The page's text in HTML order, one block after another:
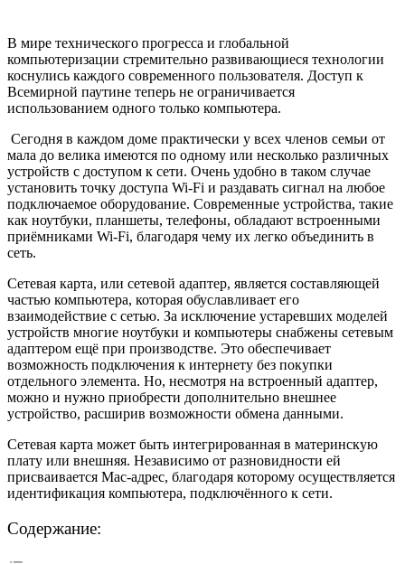
В мире технического прогресса и глобальной
компьютеризации стремительно развивающиеся технологии
коснулись каждого современного пользователя. Доступ к
Всемирной паутине теперь не ограничивается
использованием одного только компьютера.
Сегодня в каждом доме практически у всех членов семьи от
мала до велика имеются по одному или несколько различных
устройств с доступом к сети. Очень удобно в таком случае
установить точку доступа Wi-Fi и раздавать сигнал на любое
подключаемое оборудование. Современные устройства, такие
как ноутбуки, планшеты, телефоны, обладают встроенными
приёмниками Wi-Fi, благодаря чему их легко объединить в
сеть.
Сетевая карта, или сетевой адаптер, является составляющей
частью компьютера, которая обуславливает его
взаимодействие с сетью. За исключение устаревших моделей
устройств многие ноутбуки и компьютеры снабжены сетевым
адаптером ещё при производстве. Это обеспечивает
возможность подключения к интернету без покупки
отдельного элемента. Но, несмотря на встроенный адаптер,
можно и нужно приобрести дополнительно внешнее
устройство, расширив возможности обмена данными.
Сетевая карта может быть интегрированная в материнскую
плату или внешняя. Независимо от разновидности ей
присваивается Mac-адрес, благодаря которому осуществляется
идентификация компьютера, подключённого к сети.
Содержание: